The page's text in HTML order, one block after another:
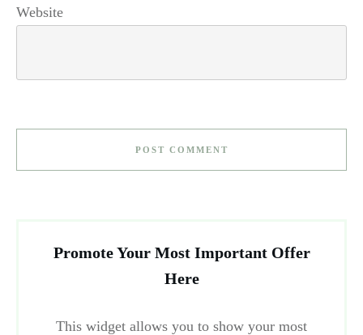
Website
POST COMMENT
Promote Your Most Important Offer
Here
This widget allows you to show your most